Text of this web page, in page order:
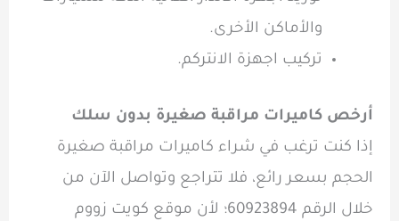
والأماكن الأخرى.
تركيب اجهزة الانتركم.
أرخص كاميرات مراقبة صغيرة بدون سلك
إذا كنت ترغب في شراء كاميرات مراقبة صغيرة
الحجم بسعر رائع، فلا تتراجع وتواصل الآن من
خلال الرقم 60923894؛ لأن موقع كويت زووم